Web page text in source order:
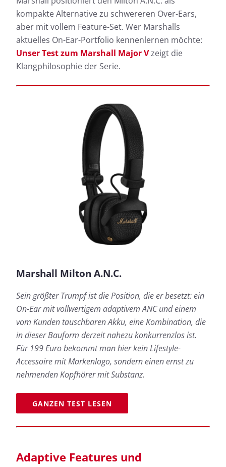
kompakte Alternative zu schwereren Over-Ears,
aber mit vollem Feature-Set. Wer Marshalls
aktuelles On-Ear-Portfolio kennenlernen möchte:
Unser Test zum Marshall Major Vzeigt die
Klangphilosophie der Serie.
Marshall Milton A.N.C.
Sein größter Trumpf ist die Position, die er besetzt: ein
On-Ear mit vollwertigem adaptivem ANC und einem
vom Kunden tauschbaren Akku, eine Kombination, die
in dieser Bauform derzeit nahezu konkurrenzlos ist.
Für 199 Euro bekommt man hier kein Lifestyle-
Accessoire mit Markenlogo, sondern einen ernst zu
nehmenden Kopfhörer mit Substanz.
GANZEN TEST LESEN
Adaptive Features und